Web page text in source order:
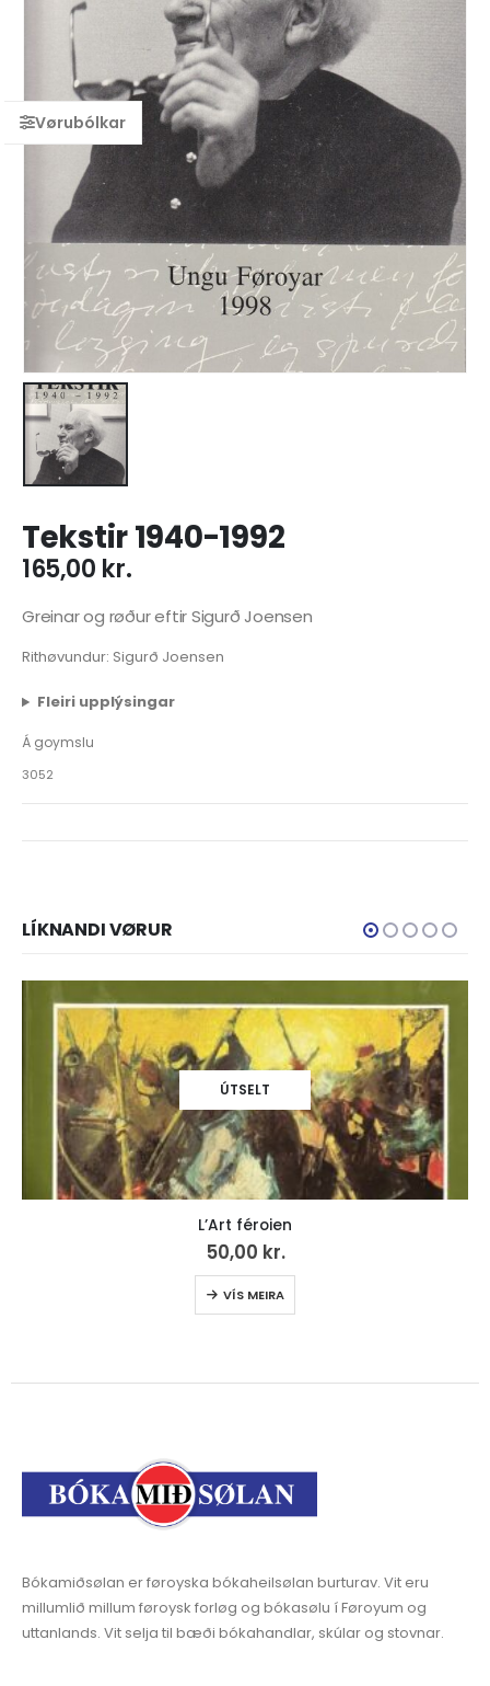
Tekstir 1940-1992
165,00 kr.
Greinar og røður eftir Sigurð Joensen
Rithøvundur: Sigurð Joensen
Fleiri upplýsingar
Á goymslu
3052
LÍKNANDI VØRUR
Hvíldarheimið (25)
299,00
millumlið millum føroysk forløg og bókasølu í Føroyum og
uttanlands. Vit selja til bæði bókahandlar, skúlar og stovnar.